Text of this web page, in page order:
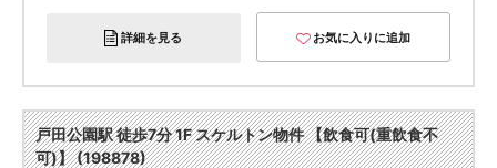
詳細を見る お気に入りに追加
戸田公園駅 徒歩7分 1F スケルトン物件 【飲食可(重飲食不
可)】 (198878)